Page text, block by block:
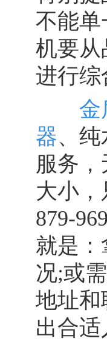
不能单
机要从
进行综
金
器、
服务
大小
879-
就是
况;或
地址和
出合